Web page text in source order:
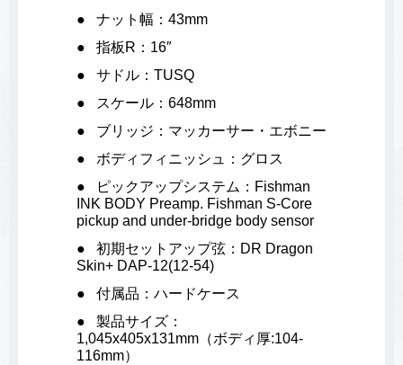
ナット幅：43mm
指板R：16″
サドル：TUSQ
スケール：648mm
ブリッジ：マッカーサー・エボニー
ボディフィニッシュ：グロス
ピックアップシステム：Fishman
INK BODY Preamp. Fishman S-Core
pickup and under-bridge body sensor
初期セットアップ弦：DR Dragon
Skin+ DAP-12(12-54)
付属品：ハードケース
製品サイズ：
1,045x405x131mm（ボディ厚:104-
116mm）